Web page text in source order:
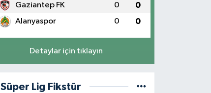
Gaziantep FK 0 0
Alanyaspor 0 0
Detaylar için tıklayın
Süper Lig Fikstür